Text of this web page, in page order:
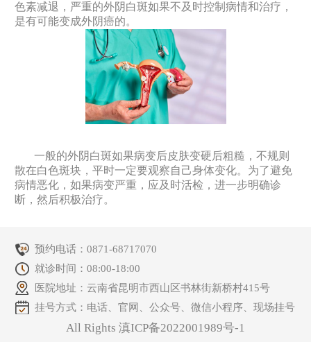
色素减退，严重的外阴白斑如果不及时控制病情和治疗，
是有可能变成外阴癌的。
一般的外阴白斑如果病变后皮肤变硬后粗糙，不规则
散在白色斑块，平时一定要观察自己身体变化。为了避免
病情恶化，如果病变严重，应及时活检，进一步明确诊
断，然后积极治疗。
预约电话：0871-68717070
就诊时间：08:00-18:00
医院地址：云南省昆明市西山区书林街新桥村415号
挂号方式：电话、官网、公众号、微信小程序、现场挂号
All Rights 滇ICP备2022001989号-1